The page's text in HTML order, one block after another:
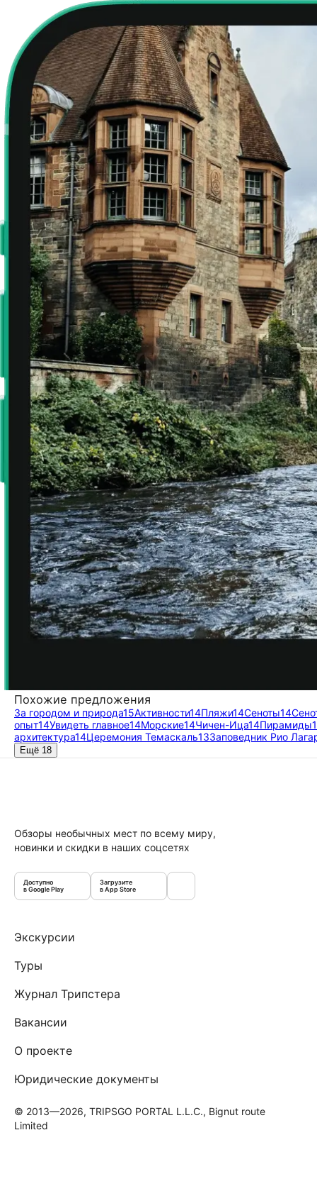
Похожие предложения
За городом и природа15Активности14Пляжи14Сеноты14
опыт14Увидеть главное14Морские14Чичен-Ица14Пирамиды
архитектура14Церемония Темаскаль13Заповедник Рио
Ещё 18
Обзоры необычных мест по всему миру,
новинки и скидки в наших соцсетях
Доступно
в Google Play
Загрузите
в App Store
Экскурсии
Туры
Журнал Трипстера
Вакансии
О проекте
Юридические документы
© 2013—2026, TRIPSGO PORTAL L.L.C., Bignut route
Limited